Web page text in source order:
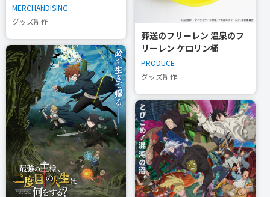
MERCHANDISING
グッズ制作
葬送のフリーレン 温泉のフ
リーレン ケロリン桶
PRODUCE
グッズ制作